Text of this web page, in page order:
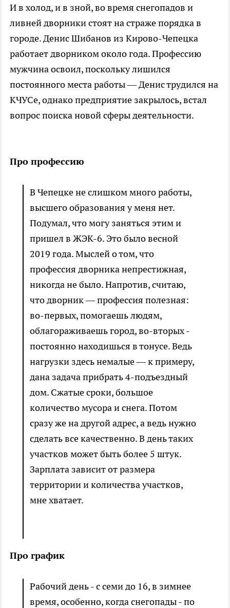
И в холод, и в зной, во время снегопадов и
ливней дворники стоят на страже порядка в
городе. Денис Шибанов из Кирово-Чепецка
работает дворником около года. Профессию
мужчина освоил, поскольку лишился
постоянного места работы — Денис трудился на
КЧУСе, однако предприятие закрылось, встал
вопрос поиска новой сферы деятельности.
Про профессию
В Чепецке не слишком много работы,
высшего образования у меня нет.
Подумал, что могу заняться этим и
пришел в ЖЭК-6. Это было весной
2019 года. Мыслей о том, что
профессия дворника непрестижная,
никогда не было. Напротив, считаю,
что дворник — профессия полезная:
во-первых, помогаешь людям,
облагораживаешь город, во-вторых -
постоянно находишься в тонусе. Ведь
нагрузки здесь немалые — к примеру,
дана задача прибрать 4-подъездный
дом. Сжатые сроки, большое
количество мусора и снега. Потом
сразу же на другой адрес, а ведь нужно
сделать все качественно. В день таких
участков может быть более 5 штук.
Зарплата зависит от размера
территории и количества участков,
мне хватает.
Про график
Рабочий день - с семи до 16, в зимнее
время, особенно, когда снегопады - по